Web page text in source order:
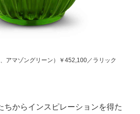
アマゾングリーン）￥452,100／ラリック
からインスピレーションを得た